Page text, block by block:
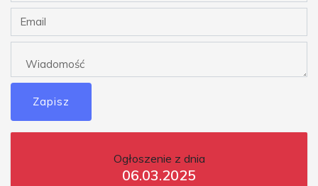
Zapisz
Ogłoszenie z dnia
06.03.2025